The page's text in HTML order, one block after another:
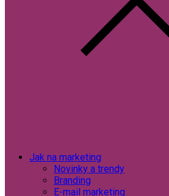
Jak na marketing
Novinky a trendy
Branding
E-mail marketing